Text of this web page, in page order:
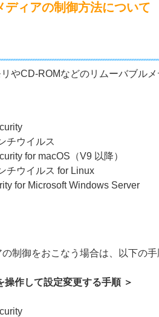
ディアの制御方法について
やCD-ROMなどのリムーバブル
チウイルス
for macOS（V9 以降）
チウイルス for Linux
for Microsoft Windows Server
制御をおこなう場合は、以下の
操作して設定変更する手順 ＞